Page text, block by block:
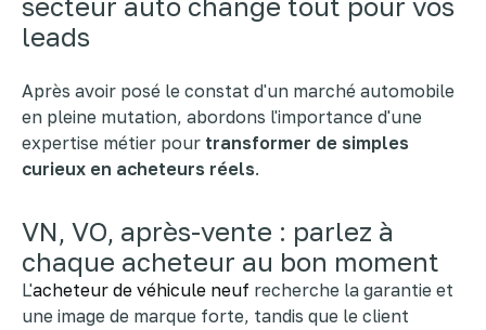
leads
Après avoir posé le constat d'un marché automobile
en pleine mutation, abordons l'importance d'une
expertise métier pour transformer de simples
curieux en acheteurs réels.
VN, VO, après-vente : parlez à
chaque acheteur au bon moment
L'acheteur de véhicule neuf recherche la garantie et
une image de marque forte, tandis que le client